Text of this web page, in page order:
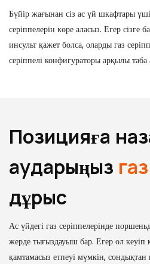
Бүйір жағынан сіз ас үй шкафтары
серіппелерін көре аласыз. Егер сізге
инсульт қажет болса, оларды газ
серіппелі конфигураторы арқылы таба
Позицияға
аударыңыз
дұрыс
Ас үйдегі газ серіппелерінде
жерде тығыздауыш бар. Егер ол кеуіп
қамтамасыз етпеуі мүмкін, сондықтан